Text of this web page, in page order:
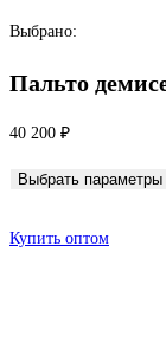
Перейти
содержимому
Выбрано:
Пальто
40 200 ₽
Выбрать параметры
Купить оптом